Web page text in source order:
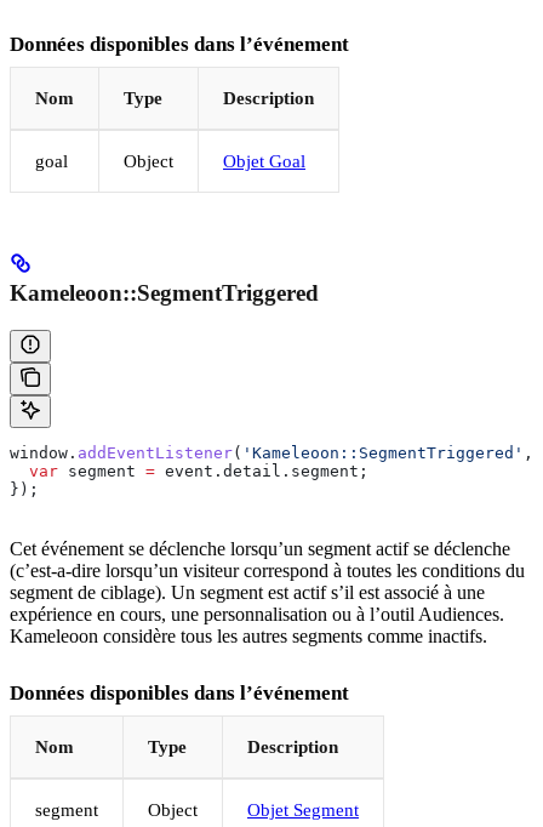
Données disponibles dans l’événement
Nom Type Description
goal Object Objet Goal
Kameleoon::SegmentTriggered
window . addEventListener( 'Kameleoon::SegmentTriggered' ,
  var
segment = event . detail . segment ;
});
Cet événement se déclenche lorsqu’un segment actif se déclenche
(c’est-a-dire lorsqu’un visiteur correspond à toutes les conditions du
segment de ciblage). Un segment est actif s’il est associé à une
expérience en cours, une personnalisation ou à l’outil Audiences.
Kameleoon considère tous les autres segments comme inactifs.
Données disponibles dans l’événement
Nom Type Description
segment Object Objet Segment